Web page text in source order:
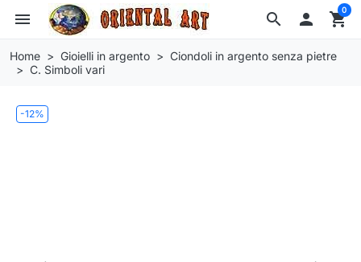
search
menu  shopping_cart
0
Home Gioielli in argento
Ciondoli in argento senza pietre
C. Simboli vari
-12%